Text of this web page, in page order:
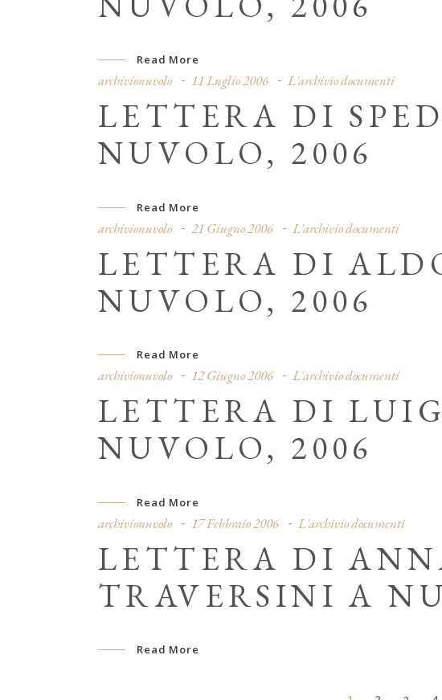
Read More
archivionuvolo 11 Luglio 2006 L'archivio documenti
LETTERA DI
NUVOLO, 2006
Read More
archivionuvolo 21 Giugno 2006 L'archivio documenti
LETTERA DI
NUVOLO, 2006
Read More
archivionuvolo 12 Giugno 2006 L'archivio documenti
LETTERA DI
NUVOLO, 2006
Read More
archivionuvolo 17 Febbraio 2006 L'archivio documenti
LETTERA DI
TRAVERSINI A
Read More